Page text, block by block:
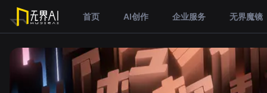
首页 AI创作 企业服务 无界魔镜